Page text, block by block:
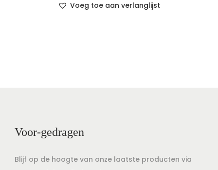
Voeg toe aan verlanglijst
Voor-gedragen
Blijf op de hoogte van onze laatste producten via